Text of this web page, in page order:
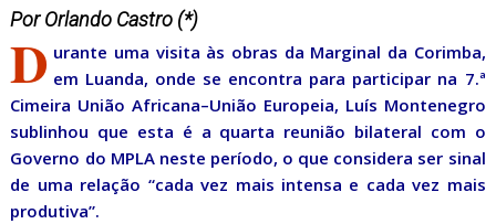
Por Orlando Castro (*)
D urante uma visita às obras da Marginal da Corimba,
em Luanda, onde se encontra para participar na 7.ª
Cimeira União Africana–União Europeia, Luís Montenegro
sublinhou que esta é a quarta reunião bilateral com o
Governo do MPLA neste período, o que considera ser sinal
de uma relação “cada vez mais intensa e cada vez mais
produtiva”.